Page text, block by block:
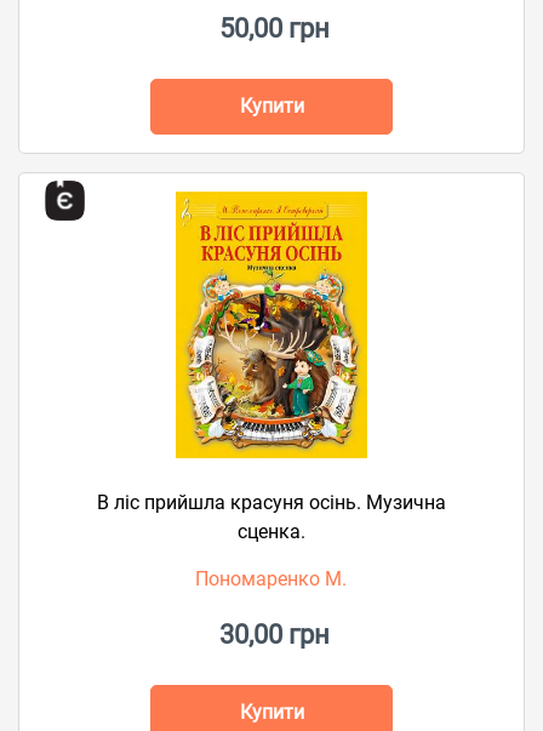
50,00 грн
Купити
В ліс прийшла красуня осінь. Музична
сценка.
Пономаренко М.
30,00 грн
Купити